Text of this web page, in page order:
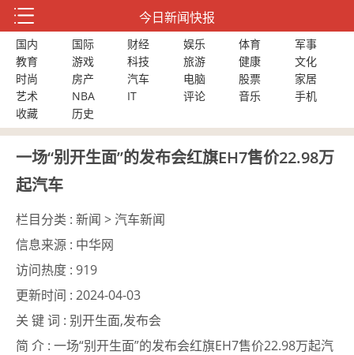
今日新闻快报
国内 国际 财经 娱乐 体育
军事
教育
游戏 科技 旅游 健康
文化
时尚
房产 汽车 电脑 股票
家居
艺术
NBA IT 评论 音乐
手机
收藏
历史
一场“别开生面”的发布会红旗EH7售价22.98万
起汽车
栏目分类 : 新闻 > 汽车新闻
信息来源 : 中华网
访问热度 : 919
更新时间 : 2024-04-03
关 键 词 : 别开生面,发布会
简 介 : 一场“别开生面”的发布会红旗EH7售价22.98万起汽